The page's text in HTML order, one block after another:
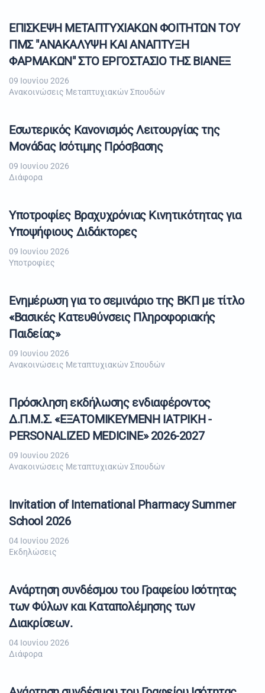
ΕΠΙΣΚΕΨΗ ΜΕΤΑΠΤΥΧΙΑΚΩΝ ΦΟΙΤΗΤΩΝ ΤΟΥ
ΠΜΣ "ΑΝΑΚΑΛΥΨΗ ΚΑΙ ΑΝΑΠΤΥΞΗ
ΦΑΡΜΑΚΩΝ" ΣΤΟ ΕΡΓΟΣΤΑΣΙΟ ΤΗΣ ΒΙΑΝΕΞ
09 Ιουνίου 2026
Ανακοινώσεις Μεταπτυχιακών Σπουδών
Εσωτερικός Κανονισμός Λειτουργίας της
Μονάδας Ισότιμης Πρόσβασης
09 Ιουνίου 2026
Διάφορα
Υποτροφίες Βραχυχρόνιας Κινητικότητας για
Υποψήφιους Διδάκτορες
09 Ιουνίου 2026
Υποτροφίες
Ενημέρωση για το σεμινάριο της ΒΚΠ με τίτλο
«Βασικές Κατευθύνσεις Πληροφοριακής
Παιδείας»
09 Ιουνίου 2026
Ανακοινώσεις Μεταπτυχιακών Σπουδών
Πρόσκληση εκδήλωσης ενδιαφέροντος
Δ.Π.Μ.Σ. «ΕΞΑΤΟΜΙΚΕΥΜΕΝΗ ΙΑΤΡΙΚΗ -
PERSONALIZED MEDICINE» 2026-2027
09 Ιουνίου 2026
Ανακοινώσεις Μεταπτυχιακών Σπουδών
Invitation of International Pharmacy Summer
School 2026
04 Ιουνίου 2026
Εκδηλώσεις
Ανάρτηση συνδέσμου του Γραφείου Ισότητας
των Φύλων και Καταπολέμησης των
Διακρίσεων.
04 Ιουνίου 2026
Διάφορα